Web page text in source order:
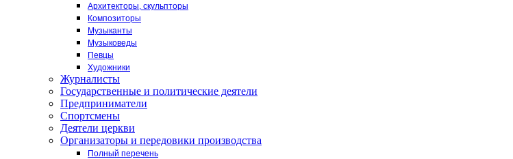
Архитекторы, скульпторы
Композиторы
Музыканты
Музыковеды
Певцы
Художники
Журналисты
Государственные и политические деятели
Предприниматели
Спортсмены
Деятели церкви
Организаторы и передовики производства
Полный перечень